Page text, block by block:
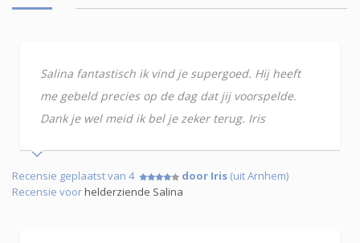
Salina fantastisch ik vind je supergoed. Hij heeft
me gebeld precies op de dag dat jij voorspelde.
Dank je wel meid ik bel je zeker terug. Iris
Recensie geplaatst van 4 door Iris (uit Arnhem)
Recensie voorhelderziende Salina